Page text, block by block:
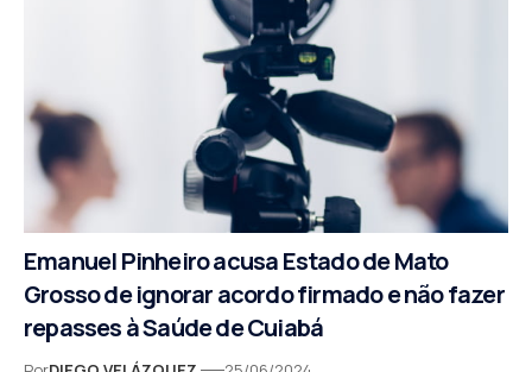
Emanuel Pinheiro acusa Estado de Mato
Grosso de ignorar acordo firmado e não fazer
repasses à Saúde de Cuiabá